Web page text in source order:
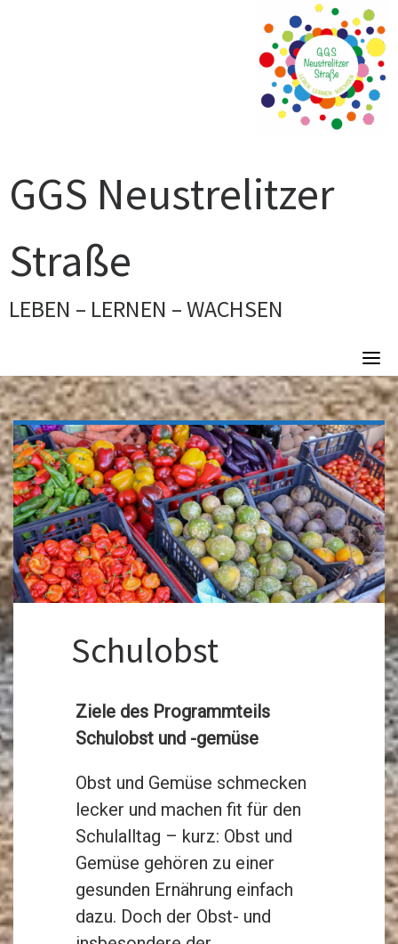
GGS Neustrelitzer
Straße
LEBEN – LERNEN – WACHSEN
Schulobst
Ziele des Programmteils
Schulobst und -gemüse
Obst und Gemüse schmecken
lecker und machen fit für den
Schulalltag – kurz: Obst und
Gemüse gehören zu einer
gesunden Ernährung einfach
dazu. Doch der Obst- und